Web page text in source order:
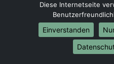
Umzug von Lünen nach
Umzug von Lünen nach
Umzug von Lünen nach
Internationale-
Diese Internetseite
Einverstanden